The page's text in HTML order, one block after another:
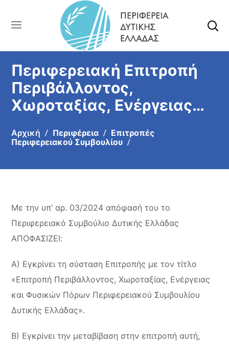
Περιφερειακή Επιτροπή
Περιβάλλοντος,
Χωροταξίας, Ενέργειας
Αρχική Περιφέρεια
Επιτροπές
Περιφερειακού Συμβουλίου
Με την υπ’ αρ. 03/2024 απόφασή του το
Περιφερειακό Συμβούλιο Δυτικής Ελλάδας
ΑΠΟΦΑΣΙΖΕΙ:
Α) Εγκρίνει τη σύσταση Επιτροπής με τον τίτλο
«Επιτροπή Περιβάλλοντος, Χωροταξίας, Ενέργειας
και Φυσικών Πόρων Περιφερειακού Συμβουλίου
Δυτικής Ελλάδας».
Β) Εγκρίνει την μεταβίβαση στην επιτροπή αυτή,